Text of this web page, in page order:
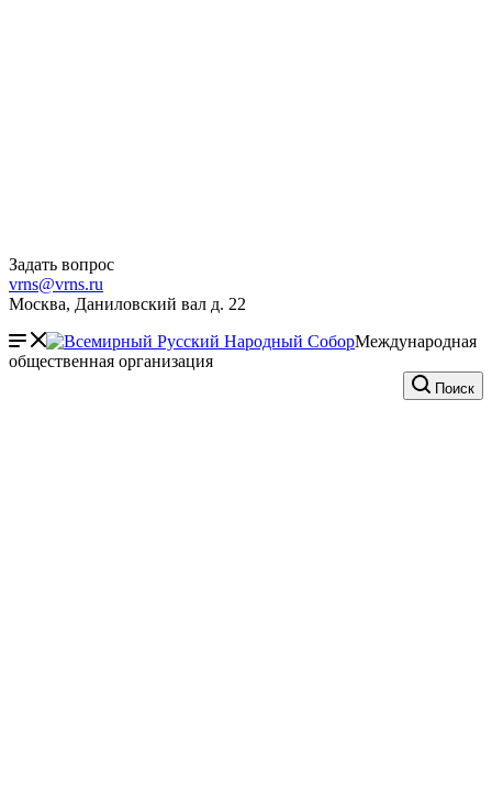
Задать вопрос
vrns@vrns.ru
Москва, Даниловский вал д. 22
Международная
общественная организация
Поиск